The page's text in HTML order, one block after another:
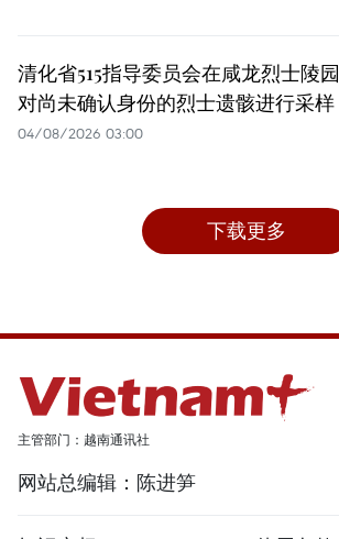
清化省515指导委员会在咸龙烈士陵园
对尚未确认身份的烈士遗骸进行采样
04/08/2026 03:00
下载更多
主管部门：越南通讯社
网站总编辑：陈进笋